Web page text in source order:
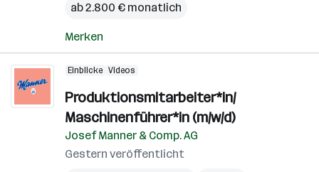
ab 2.800 € monatlich
Merken
Einblicke Videos
Produktionsmitarbeiter*in/
Maschinenführer*in (m/w/d)
Josef Manner & Comp. AG
Gestern veröffentlicht